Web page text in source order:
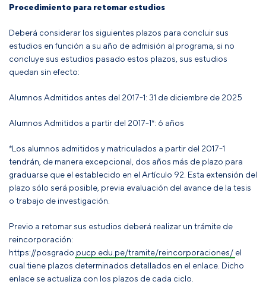
Procedimiento para retomar estudios
Deberá considerar los siguientes plazos para concluir sus
estudios en función a su año de admisión al programa, si no
concluye sus estudios pasado estos plazos, sus estudios
quedan sin efecto:
Alumnos Admitidos antes del 2017-1: 31 de diciembre de 2025
Alumnos Admitidos a partir del 2017-1*: 6 años
*Los alumnos admitidos y matriculados a partir del 2017-1
tendrán, de manera excepcional, dos años más de plazo para
graduarse que el establecido en el Artículo 92. Esta extensión del
plazo sólo será posible, previa evaluación del avance de la tesis
o trabajo de investigación.
Previo a retomar sus estudios deberá realizar un trámite de
reincorporación:
https://posgrado.pucp.edu.pe/tramite/reincorporaciones/ el
cual tiene plazos determinados detallados en el enlace. Dicho
enlace se actualiza con los plazos de cada ciclo.